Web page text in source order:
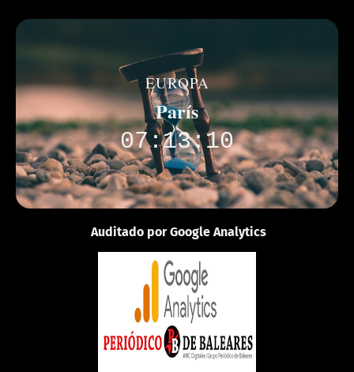
EUROPA
París
07:13:10
Auditado por Google Analytics